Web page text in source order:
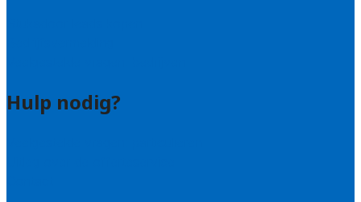
Hulp nodig?